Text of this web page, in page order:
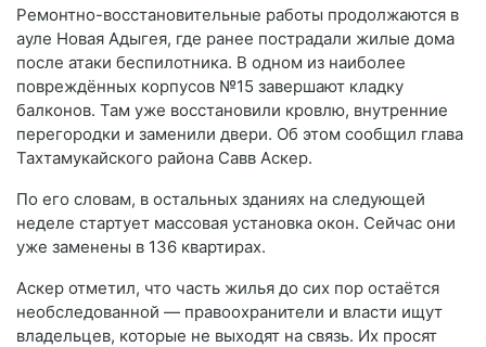
Ремонтно-восстановительные работы продолжаются в
ауле Новая Адыгея, где ранее пострадали жилые дома
после атаки беспилотника. В одном из наиболее
повреждённых корпусов №15 завершают кладку
балконов. Там уже восстановили кровлю, внутренние
перегородки и заменили двери. Об этом сообщил глава
Тахтамукайского района Савв Аскер.
По его словам, в остальных зданиях на следующей
неделе стартует массовая установка окон. Сейчас они
уже заменены в 136 квартирах.
Аскер отметил, что часть жилья до сих пор остаётся
необследованной — правоохранители и власти ищут
владельцев, которые не выходят на связь. Их просят